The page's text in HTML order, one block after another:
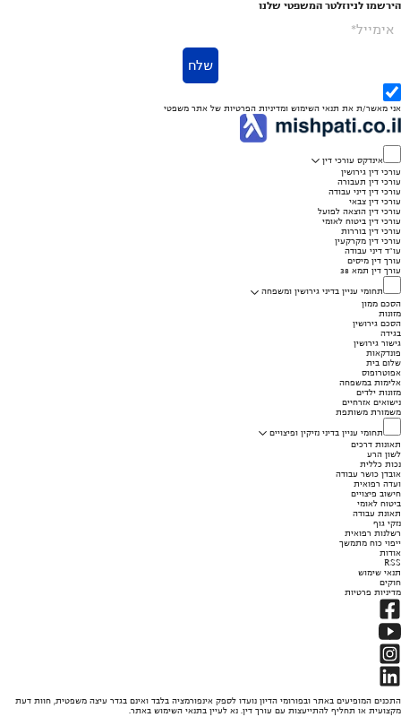
הירשמו לניוזלטר המשפטי שלנו
אימייל*
שלח
אני מאשר/ת את תנאי השימוש ומדיניות הפרטיות של אתר משפטי
אינדקס עורכי דין
עורכי דין גירושין
עורכי דין תעבורה
עורכי דין דיני עבודה
עורכי דין צבאי
עורכי דין הוצאה לפועל
עורכי דין ביטוח לאומי
עורכי דין בוררות
עורכי דין מקרקעין
עו"ד דיני עבודה
עורך דין מיסים
עורך דין תמא 38
תחומי עניין בדיני גירושין ומשפחה
הסכם ממון
מזונות
הסכם גירושין
בגידה
גישור גירושין
פונדקאות
שלום בית
אפוטרופוס
אלימות במשפחה
מזונות ילדים
נישואים אזרחיים
משמורת משותפת
תחומי עניין בדיני נזיקין ופיצויים
תאונות דרכים
לשון הרע
נכות כללית
אובדן כושר עבודה
ועדה רפואית
חישוב פיצויים
ביטוח לאומי
תאונת עבודה
נזקי גוף
רשלנות רפואית
ייפוי כוח מתמשך
אודות
RSS
תנאי שימוש
חוקים
מדיניות פרטיות
התכנים המופיעים באתר ובפורומי הדיון נועדו לספק אינפורמציה בלבד ואינם בגדר עיצה משפטית, חוות דעת
מקצועית או תחליף להתייעצות עם עורך דין. נא לעיין בתנאי השימוש באתר.